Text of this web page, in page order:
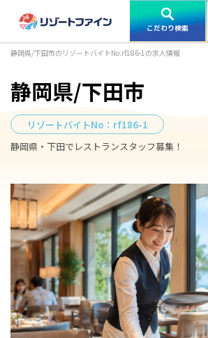
こだわり検索
静岡県/下田市のリゾートバイトNo.rf186-1の求人情報
静岡県/下田市
リゾートバイトNo： rf186-1
静岡県・下田でレストランスタッフ募集！